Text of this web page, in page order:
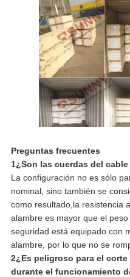
Preguntas frecuentes
1¿Son las cuerdas del
La configuración no es sólo
nominal, sino también se
como resultado,la resistencia
alambre es mayor que el
seguridad está equipado con
alambre, por lo que no se
2¿Es peligroso para el
durante el funcionamiento